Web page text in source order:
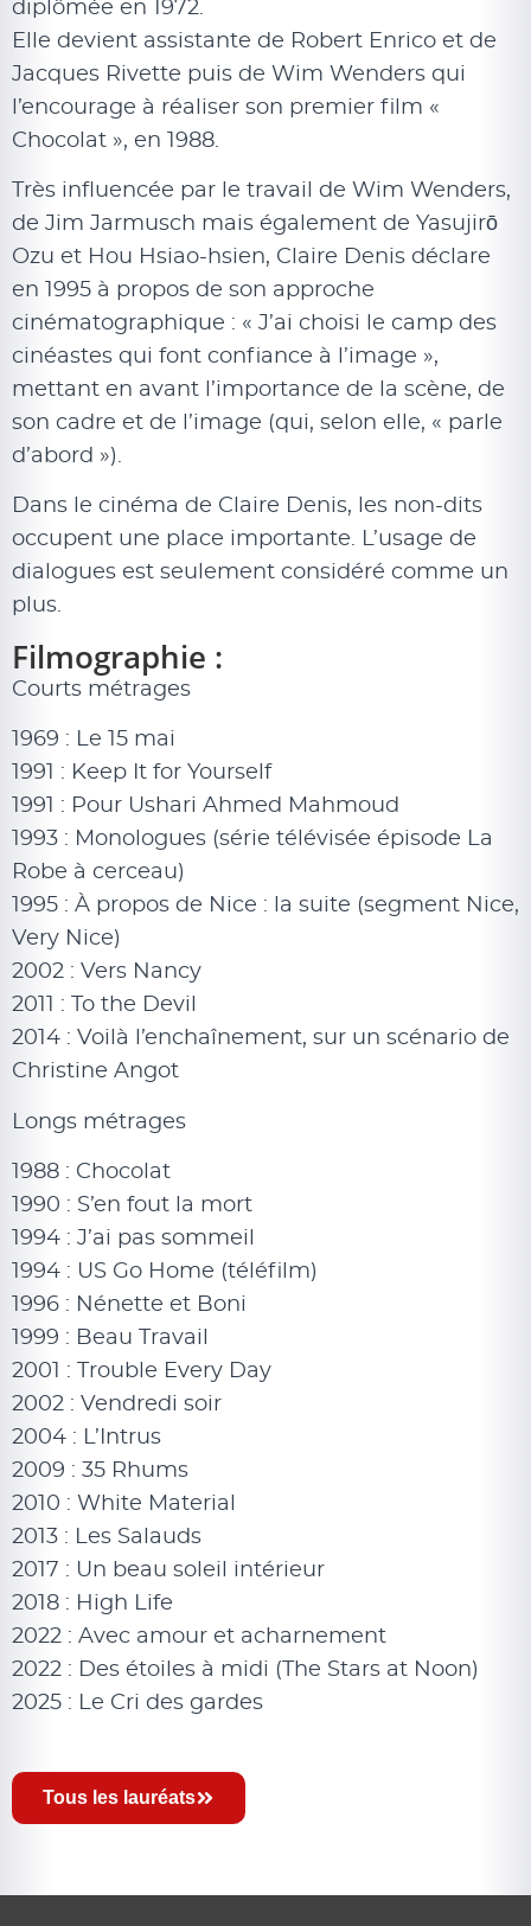
diplômée en 1972.
Elle devient assistante de Robert Enrico et de
Jacques Rivette puis de Wim Wenders qui
l’encourage à réaliser son premier film «
Chocolat », en 1988.
Très influencée par le travail de Wim Wenders,
de Jim Jarmusch mais également de Yasujirō
Ozu et Hou Hsiao-hsien, Claire Denis déclare
en 1995 à propos de son approche
cinématographique : « J’ai choisi le camp des
cinéastes qui font confiance à l’image »,
mettant en avant l’importance de la scène, de
son cadre et de l’image (qui, selon elle, « parle
d’abord »).
Dans le cinéma de Claire Denis, les non-dits
occupent une place importante. L’usage de
dialogues est seulement considéré comme un
plus.
Filmographie :
Courts métrages
1969 : Le 15 mai
1991 : Keep It for Yourself
1991 : Pour Ushari Ahmed Mahmoud
1993 : Monologues (série télévisée épisode La
Robe à cerceau)
1995 : À propos de Nice : la suite (segment Nice,
Very Nice)
2002 : Vers Nancy
2011 : To the Devil
2014 : Voilà l’enchaînement, sur un scénario de
Christine Angot
Longs métrages
1988 : Chocolat
1990 : S’en fout la mort
1994 : J’ai pas sommeil
1994 : US Go Home (téléfilm)
1996 : Nénette et Boni
1999 : Beau Travail
2001 : Trouble Every Day
2002 : Vendredi soir
2004 : L’Intrus
2009 : 35 Rhums
2010 : White Material
2013 : Les Salauds
2017 : Un beau soleil intérieur
2018 : High Life
2022 : Avec amour et acharnement
2022 : Des étoiles à midi (The Stars at Noon)
2025 : Le Cri des gardes
Tous les lauréats